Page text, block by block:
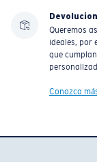
Queremos
ideales, por
que
Conozca